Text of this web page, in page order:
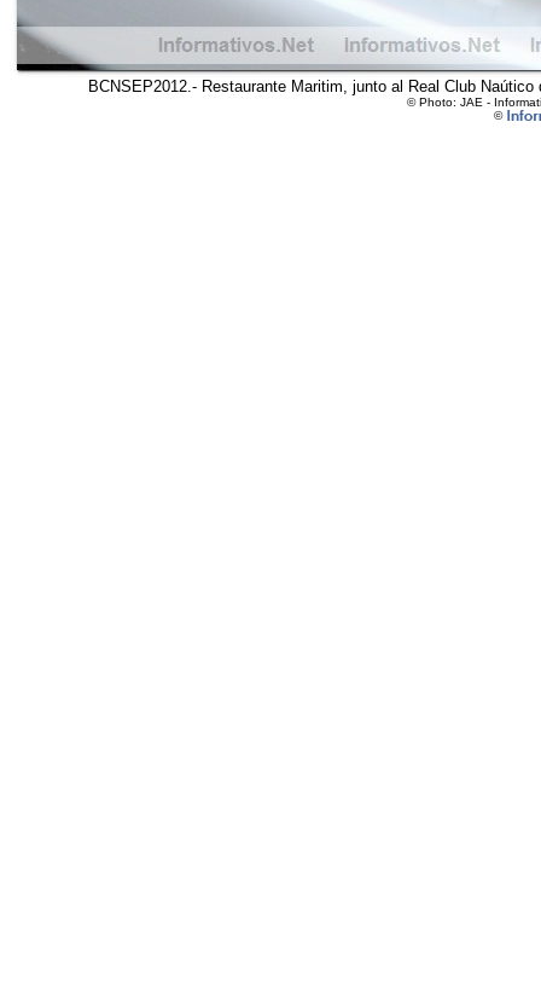
BCNSEP2012.- Restaurante Maritim, junto al Real Club
© Photo: JAE -
©